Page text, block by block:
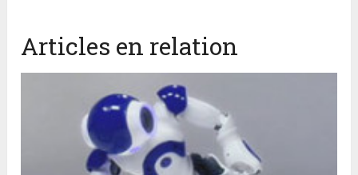
Articles en relation